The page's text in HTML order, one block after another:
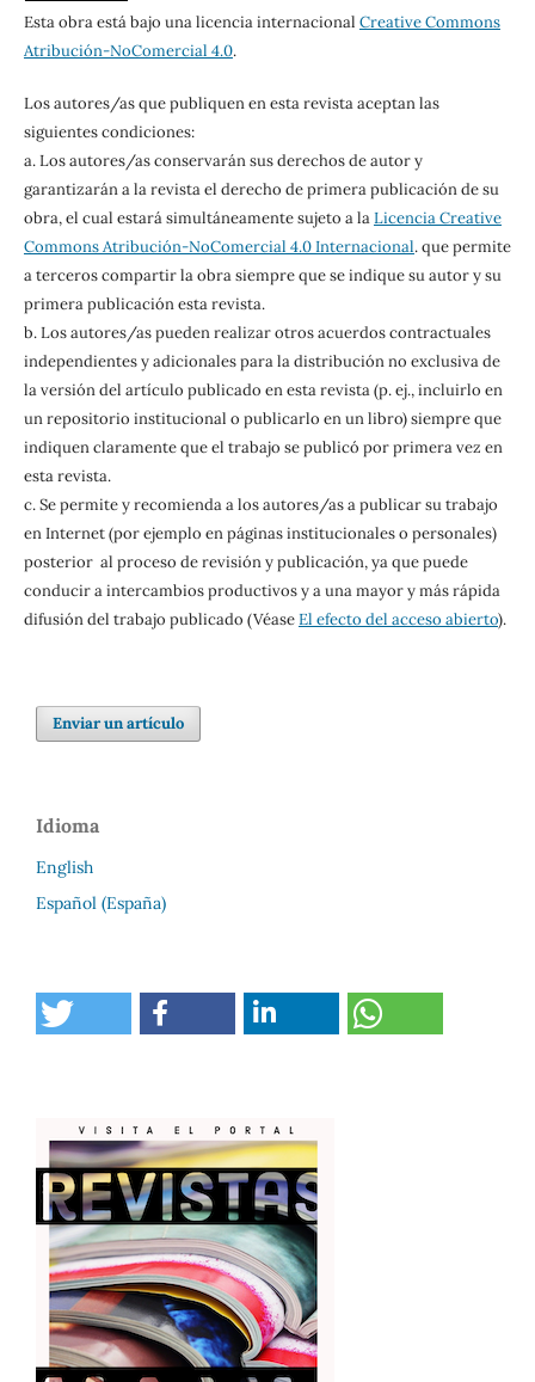
Esta obra está bajo una licencia internacional Creative Commons
Atribución-NoComercial 4.0.
Los autores/as que publiquen en esta revista aceptan las
siguientes condiciones:
a. Los autores/as conservarán sus derechos de autor y
garantizarán a la revista el derecho de primera publicación de su
obra, el cual estará simultáneamente sujeto a laLicencia Creative
Commons Atribución-NoComercial 4.0 Internacional. que permite
a terceros compartir la obra siempre que se indique su autor y su
primera publicación esta revista.
b. Los autores/as pueden realizar otros acuerdos contractuales
independientes y adicionales para la distribución no exclusiva de
la versión del artículo publicado en esta revista (p. ej., incluirlo en
un repositorio institucional o publicarlo en un libro) siempre que
indiquen claramente que el trabajo se publicó por primera vez en
esta revista.
c. Se permite y recomienda a los autores/as a publicar su trabajo
en Internet (por ejemplo en páginas institucionales o personales)
posterior al proceso de revisión y publicación, ya que puede
conducir a intercambios productivos y a una mayor y más rápida
difusión del trabajo publicado (VéaseEl efecto del acceso abierto).
Enviar un artículo
Idioma
English
Español (España)